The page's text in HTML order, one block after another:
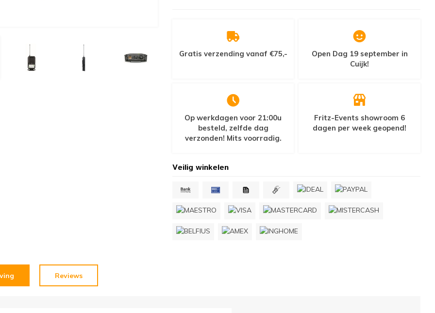
Gratis verzending vanaf €75,-
Open Dag 19 september in
Cuijk!
Op werkdagen voor 21:00u
besteld, zelfde dag
verzonden! Mits voorradig.
Fritz-Events showroom 6
dagen per week geopend!
Veilig winkelen
Reviews